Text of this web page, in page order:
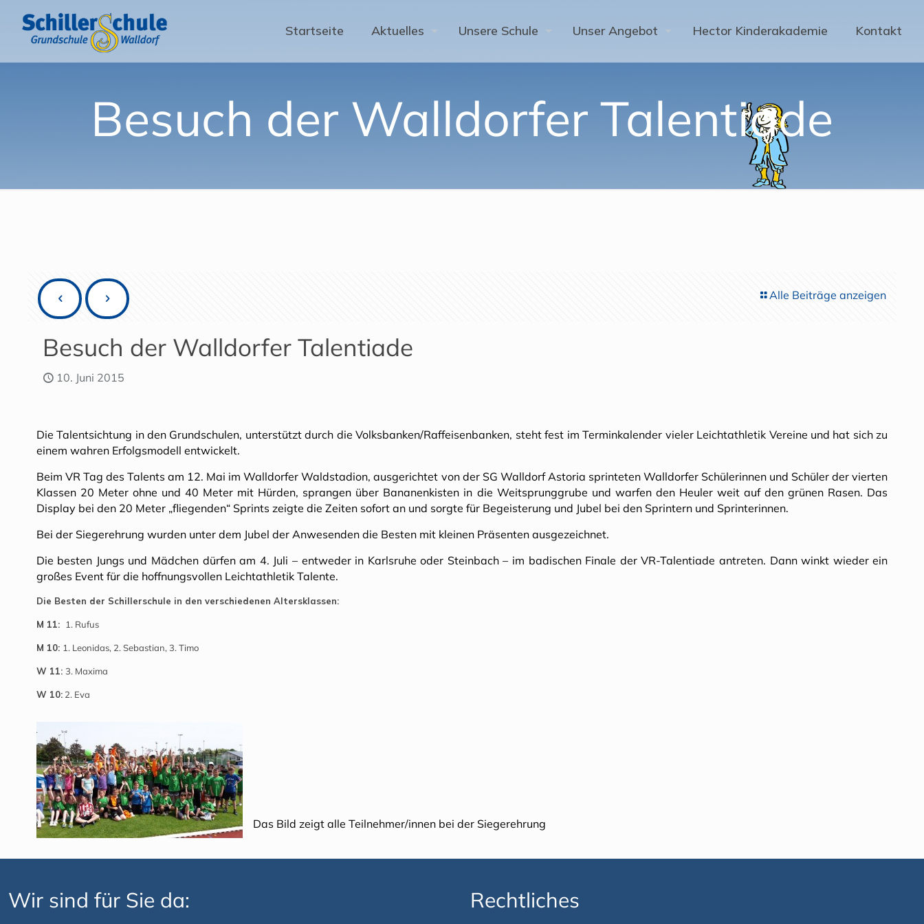
Startseite Aktuelles Unsere Schule Unser Angebot Hector Kinderakademie Kontakt
Besuch der Walldorfer Talentiade
Alle Beiträge anzeigen
Besuch der Walldorfer Talentiade
10. Juni 2015
Die Talentsichtung in den Grundschulen, unterstützt durch die Volksbanken/Raffeisenbanken, steht fest im Terminkalender vieler Leichtathletik Vereine und hat sich zu
einem wahren Erfolgsmodell entwickelt.
Beim VR Tag des Talents am 12. Mai im Walldorfer Waldstadion, ausgerichtet von der SG Walldorf Astoria sprinteten Walldorfer Schülerinnen und Schüler der vierten
Klassen 20 Meter ohne und 40 Meter mit Hürden, sprangen über Bananenkisten in die Weitsprunggrube und warfen den Heuler weit auf den grünen Rasen. Das
Display bei den 20 Meter „fliegenden“ Sprints zeigte die Zeiten sofort an und sorgte für Begeisterung und Jubel bei den Sprintern und Sprinterinnen.
Bei der Siegerehrung wurden unter dem Jubel der Anwesenden die Besten mit kleinen Präsenten ausgezeichnet.
Die besten Jungs und Mädchen dürfen am 4. Juli – entweder in Karlsruhe oder Steinbach – im badischen Finale der VR-Talentiade antreten. Dann winkt wieder ein
großes Event für die hoffnungsvollen Leichtathletik Talente.
Die Besten der Schillerschule in den verschiedenen Altersklassen:
M 11: 1. Rufus
M 10: 1. Leonidas, 2. Sebastian, 3. Timo
W 11: 3. Maxima
W 10:2. Eva
Das Bild zeigt alle Teilnehmer/innen bei der Siegerehrung
Wir sind für Sie da: Rechtliches